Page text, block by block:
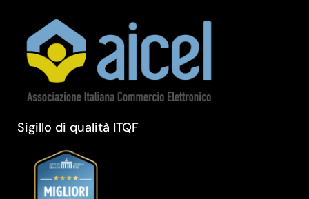
Sigillo di qualità ITQF